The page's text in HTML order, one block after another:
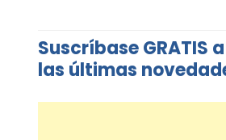
Suscríbase GRATIS
las últimas